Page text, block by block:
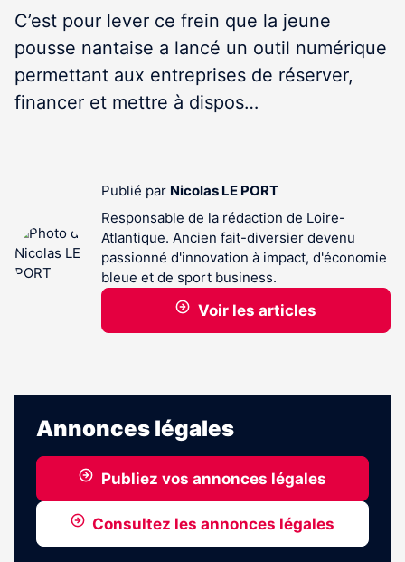
C’est pour lever ce frein que la jeune
pousse nantaise a lancé un outil numérique
permettant aux entreprises de réserver,
financer et mettre à dispos…
Publié par Nicolas LE PORT
Responsable de la rédaction de Loire-
Atlantique. Ancien fait-diversier devenu
passionné d'innovation à impact, d'économie
bleue et de sport business.
Voir les articles
Annonces légales
Publiez vos annonces légales
Consultez les annonces légales